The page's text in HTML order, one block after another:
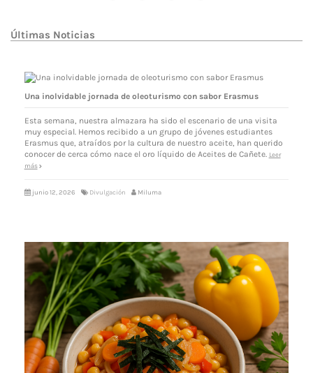
Últimas Noticias
Una inolvidable jornada de oleoturismo con sabor Erasmus
Esta semana, nuestra almazara ha sido el escenario de una visita
muy especial. Hemos recibido a un grupo de jóvenes estudiantes
Erasmus que, atraídos por la cultura de nuestro aceite, han querido
conocer de cerca cómo nace el oro líquido de Aceites de Cañete. Leer
más
junio 12, 2026 Divulgación Miluma